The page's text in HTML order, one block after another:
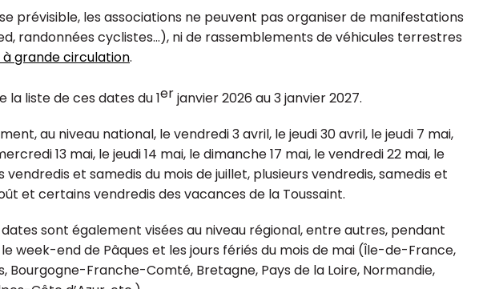
prévisible, les associations ne peuvent pas organiser de manifestations
randonnées cyclistes...), ni de rassemblements de véhicules terrestres
à grande circulation.
la liste de ces dates du 1erjanvier 2026 au 3 janvier 2027.
au niveau national, le vendredi 3 avril, le jeudi 30 avril, le jeudi 7 mai,
13 mai, le jeudi 14 mai, le dimanche 17 mai, le vendredi 22 mai, le
vendredis et samedis du mois de juillet, plusieurs vendredis, samedis et
et certains vendredis des vacances de la Toussaint.
sont également visées au niveau régional, entre autres, pendant
week-end de Pâques et les jours fériés du mois de mai (Île-de-France,
Bourgogne-Franche-Comté, Bretagne, Pays de la Loire, Normandie,
Réforme du plan comptable
pour les associations &
fondations
Les 15 points clés sur le fonds de